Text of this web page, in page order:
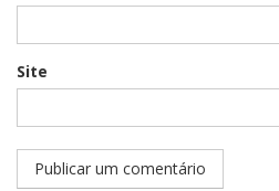
Site